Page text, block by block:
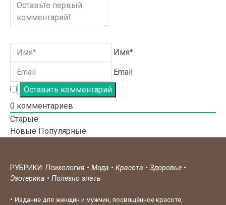
Имя*
Email
0 комментариев
Старые
Новые Популярные
РУБРИКИ: Психология • Мода • Красота • Здоровье •
Эзотерика • Полезно знать
• Издание для женщин и мужчин, посвящённое красоте,